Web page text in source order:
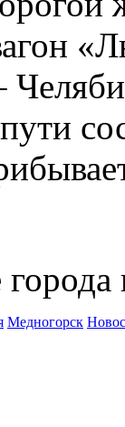
Медногорск